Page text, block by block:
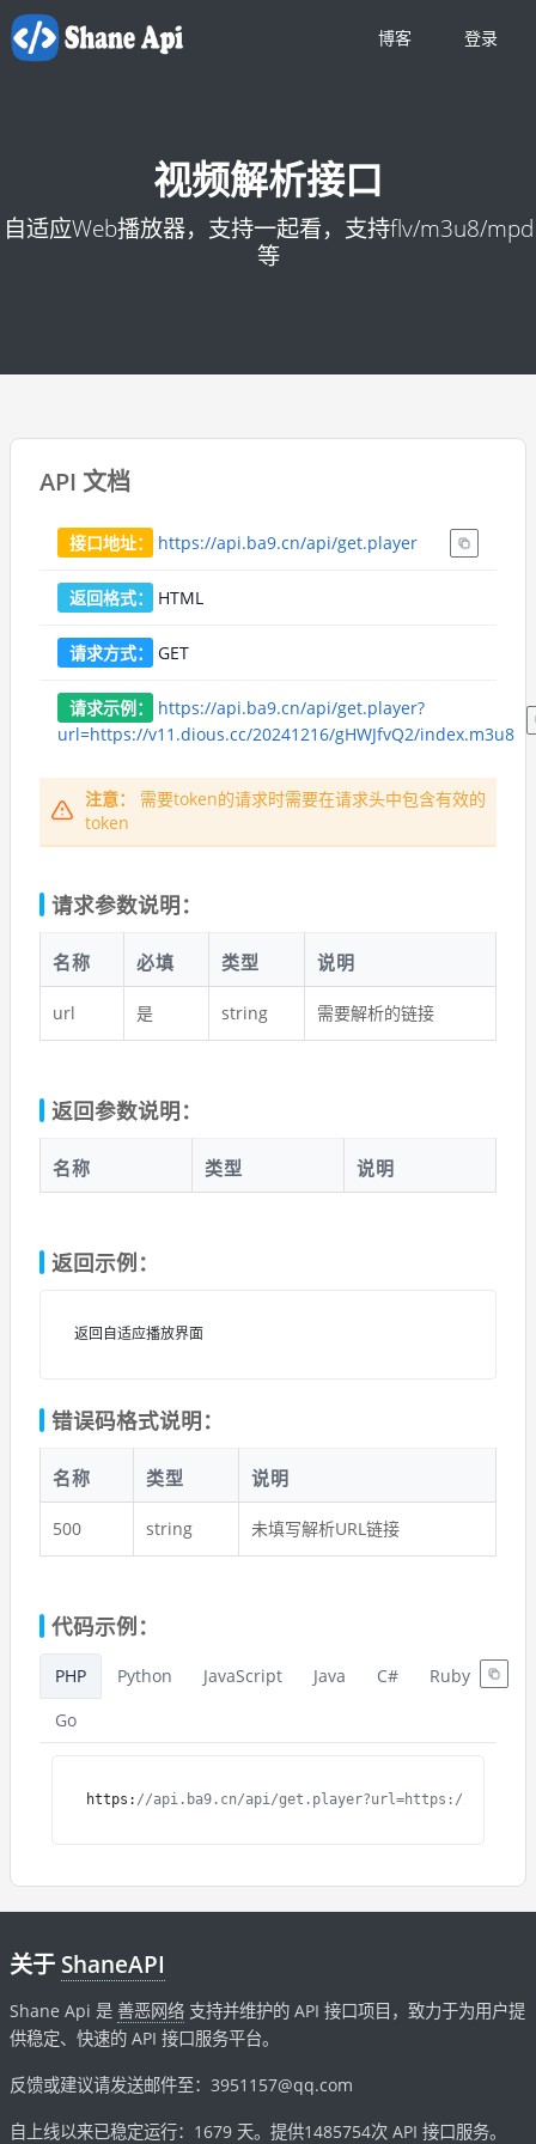
博客 登录
视频解析接口
自适应Web播放器，支持一起看，支持flv/m3u8/mpd
等
API 文档
接口地址： https://api.ba9.cn/api/get.player
返回格式： HTML
请求方式： GET
请求示例：
https://api.ba9.cn/api/get.player?
url=https://v11.dious.cc/20241216/gHWJfvQ2/index.m3u8
注意：
需要token的请求时需要在请求头中包含有效的
token
请求参数说明：
名称 必填 类型 说明
url 是 string 需要解析的链接
返回参数说明：
名称 类型 说明
返回示例：
返回自适应播放界面
错误码格式说明：
名称 类型 说明
500 string 未填写解析URL链接
代码示例：
PHP Python JavaScript Java C#
Ruby
Go
https: //api.ba9.cn/api/get.player?url=https://
关于 ShaneAPI
Shane Api 是 善恶网络 支持并维护的 API 接口项目，致力于为用户提
供稳定、快速的 API 接口服务平台。
反馈或建议请发送邮件至：3951157@qq.com
自上线以来已稳定运行： 1679 天。提供1485754次 API 接口服务。